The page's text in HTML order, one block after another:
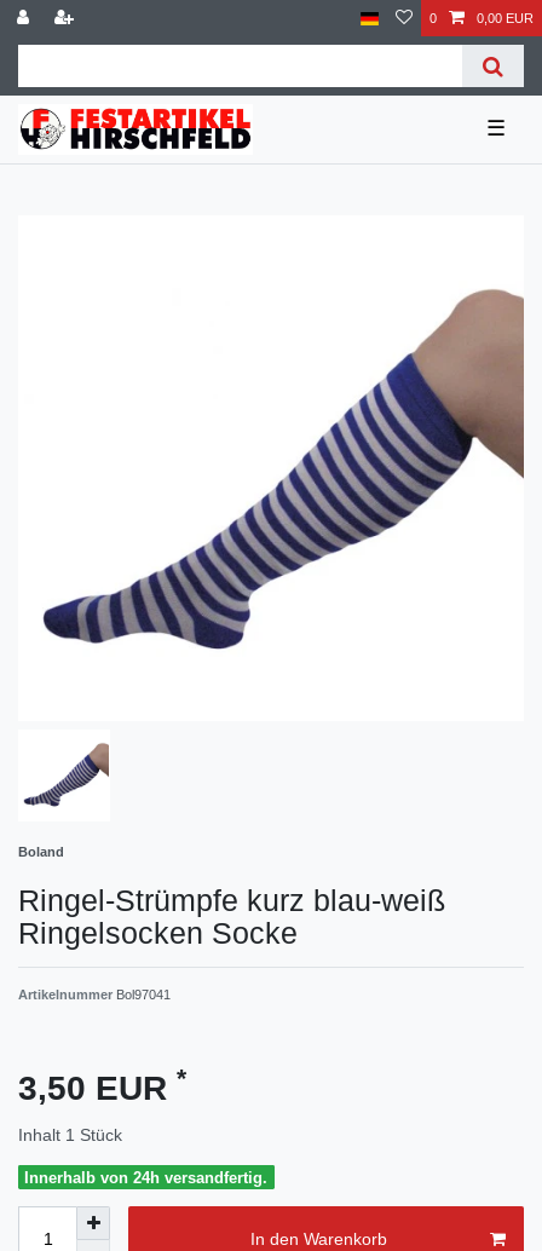
0 0,00 EUR
☰
Boland
Ringel-Strümpfe kurz blau-weiß
Ringelsocken Socke
Artikelnummer Bol97041
3,50 EUR *
Inhalt 1 Stück
Innerhalb von 24h versandfertig.
In den Warenkorb